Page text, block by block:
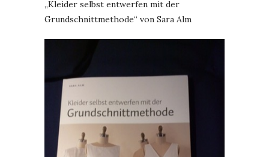
„Kleider selbst entwerfen mit der
Grundschnittmethode“ von Sara Alm